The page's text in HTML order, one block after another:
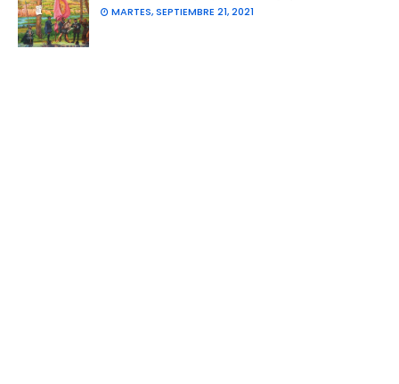
MARTES, SEPTIEMBRE 21, 2021